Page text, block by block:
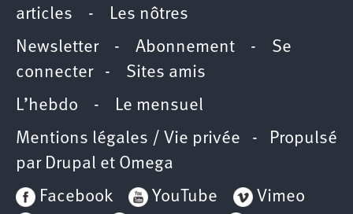
articles - Les nôtres
Newsletter- Abonnement - Se
connecter- Sites amis
L’hebdo - Le mensuel
Mentions légales / Vie privée - Propulsé
par Drupal et Omega
Facebook
YouTube
Vimeo